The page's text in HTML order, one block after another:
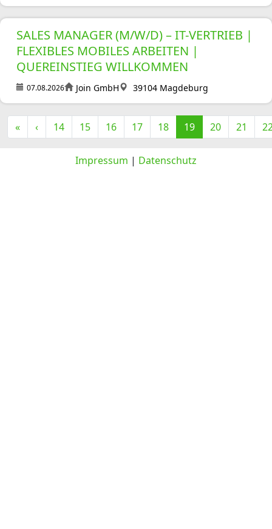
SALES MANAGER (M/W/D) – IT-VERTRIEB |
FLEXIBLES MOBILES ARBEITEN |
QUEREINSTIEG WILLKOMMEN
07.08.2026 Join GmbH 39104 Magdeburg
« ‹ 14 15 16 17 18 19 20 21
Impressum | Datenschutz